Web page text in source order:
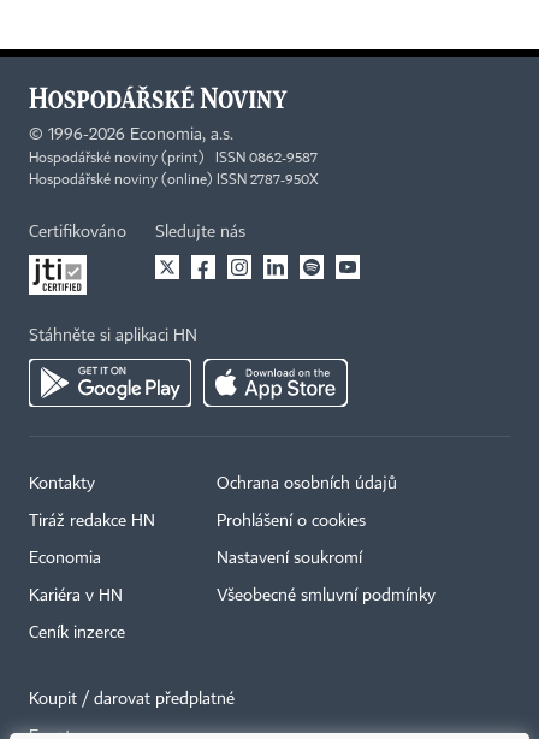
© 1996-2026 Economia, a.s.
Hospodářské noviny (print) ISSN 0862-9587
Hospodářské noviny (online) ISSN 2787-950X
Certifikováno Sledujte nás
Stáhněte si aplikaci HN
Kontakty
Tiráž redakce HN
Economia
Kariéra v HN
Ceník inzerce
Ochrana osobních údajů
Prohlášení o cookies
Nastavení soukromí
Všeobecné smluvní podmínky
Koupit / darovat předplatné